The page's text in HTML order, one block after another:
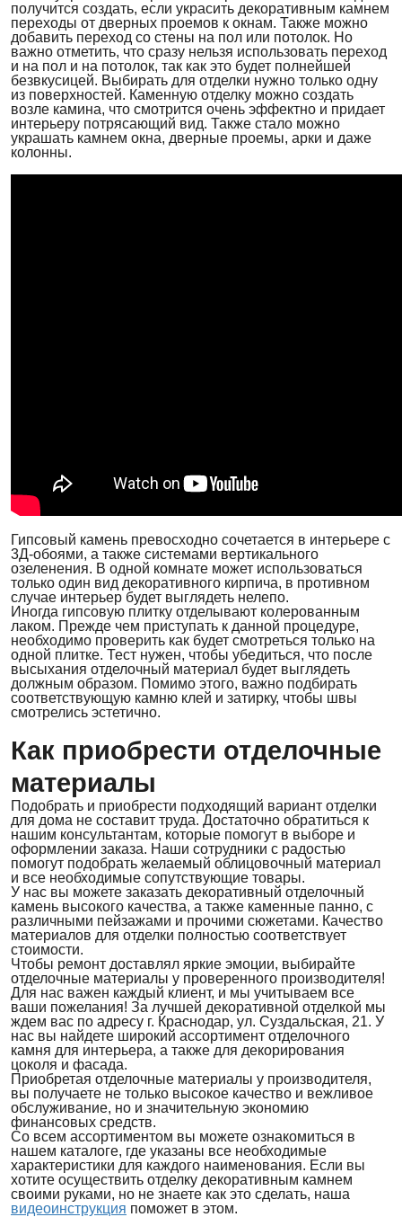
получится создать, если украсить декоративным камнем
переходы от дверных проемов к окнам. Также можно
добавить переход со стены на пол или потолок. Но
важно отметить, что сразу нельзя использовать переход
и на пол и на потолок, так как это будет полнейшей
безвкусицей. Выбирать для отделки нужно только одну
из поверхностей. Каменную отделку можно создать
возле камина, что смотрится очень эффектно и придает
интерьеру потрясающий вид. Также стало можно
украшать камнем окна, дверные проемы, арки и даже
колонны.
Гипсовый камень превосходно сочетается в интерьере с
3Д-обоями, а также системами вертикального
озеленения. В одной комнате может использоваться
только один вид декоративного кирпича, в противном
случае интерьер будет выглядеть нелепо.
Иногда гипсовую плитку отделывают колерованным
лаком. Прежде чем приступать к данной процедуре,
необходимо проверить как будет смотреться только на
одной плитке. Тест нужен, чтобы убедиться, что после
высыхания отделочный материал будет выглядеть
должным образом. Помимо этого, важно подбирать
соответствующую камню клей и затирку, чтобы швы
смотрелись эстетично.
Как приобрести отделочные
материалы
Подобрать и приобрести подходящий вариант отделки
для дома не составит труда. Достаточно обратиться к
нашим консультантам, которые помогут в выборе и
оформлении заказа. Наши сотрудники с радостью
помогут подобрать желаемый облицовочный материал
и все необходимые сопутствующие товары.
У нас вы можете заказать декоративный отделочный
камень высокого качества, а также каменные панно, с
различными пейзажами и прочими сюжетами. Качество
материалов для отделки полностью соответствует
стоимости.
Чтобы ремонт доставлял яркие эмоции, выбирайте
отделочные материалы у проверенного производителя!
Для нас важен каждый клиент, и мы учитываем все
ваши пожелания! За лучшей декоративной отделкой мы
ждем вас по адресу г. Краснодар, ул. Суздальская, 21. У
нас вы найдете широкий ассортимент отделочного
камня для интерьера, а также для декорирования
цоколя и фасада.
Приобретая отделочные материалы у производителя,
вы получаете не только высокое качество и вежливое
обслуживание, но и значительную экономию
финансовых средств.
Со всем ассортиментом вы можете ознакомиться в
нашем каталоге, где указаны все необходимые
характеристики для каждого наименования. Если вы
хотите осуществить отделку декоративным камнем
своими руками, но не знаете как это сделать, наша
видеоинструкция поможет в этом.